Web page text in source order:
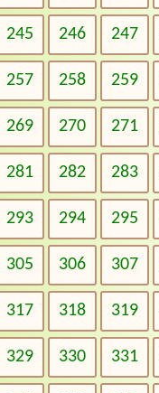
245 246 247
257 258 259
269 270 271
281 282 283
293 294 295
305 306 307
317 318 319
329 330 331